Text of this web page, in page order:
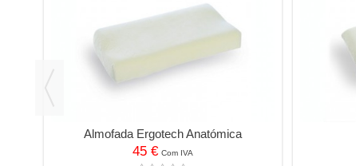
Almofada Ergotech Anatómica
45 € Com IVA